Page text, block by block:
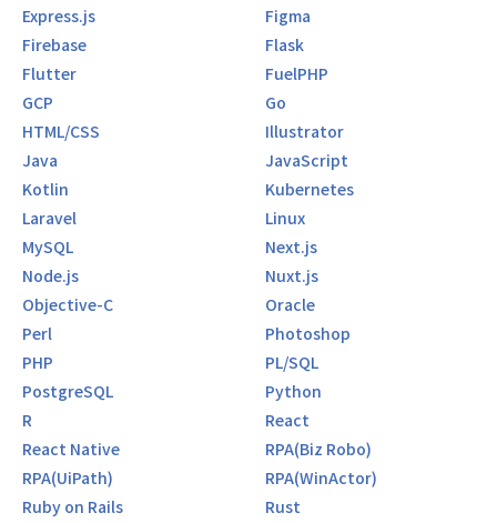
Express.js
Figma
Firebase
Flask
Flutter
FuelPHP
GCP
Go
HTML/CSS
Illustrator
Java
JavaScript
Kotlin
Kubernetes
Laravel
Linux
MySQL
Next.js
Node.js
Nuxt.js
Objective-C
Oracle
Perl
Photoshop
PHP
PL/SQL
PostgreSQL
Python
R
React
React Native
RPA(Biz Robo)
RPA(UiPath)
RPA(WinActor)
Ruby on Rails
Rust